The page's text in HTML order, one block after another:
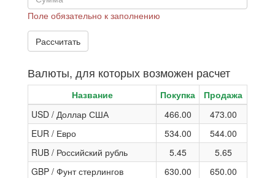
Поле обязательно к заполнению
Валюты, для которых возможен расчет
Название Покупка
Продажа
USD / Доллар США
466.00
473.00
EUR / Евро
534.00
544.00
RUB / Российский рубль
5.45
5.65
GBP / Фунт стерлингов
630.00
650.00